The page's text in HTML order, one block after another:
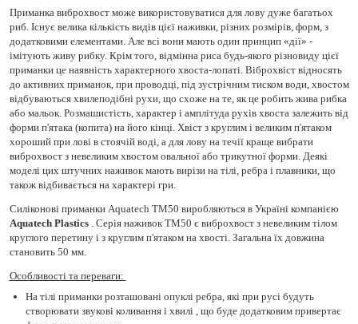
Приманка виброхвост може використовуватися для лову дуже багатьох
риб. Існує велика кількість видів цієї наживки, різних розмірів, форм, з
додатковими елементами. Але всі вони мають один принцип «дії» -
імітують живу рибку. Крім того, відмінна риса будь-якого різновиду цієї
приманки це наявність характерного хвоста-лопаті. Віброхвіст відносять
до активних приманок, при проводці, під зустрічним тиском води, хвостом
відбуваються хвилеподібні рухи, що схоже на те, як це робить жива рибка
або мальок. Розмашистість, характер і амплітуда рухів хвоста залежить від
форми п'ятака (копита) на його кінці. Хвіст з круглим і великим п'ятаком
хороший при лові в стоячій воді, а для лову на течії краще вибрати
виброхвост з невеликим хвостом овальної або трикутної форми. Деякі
моделі цих штучних наживок мають вирізи на тілі, ребра і плавники, що
також відбивається на характері гри.
Силіконові приманки Aquatech TM50 виробляються в Україні компанією
Aquatech Plastics . Серія наживок TM50 є виброхвост з невеликим тілом
круглого перетину і з круглим п'ятаком на хвості. Загальна їх довжина
становить 50 мм.
Особливості та переваги: ​​
На тілі приманки розташовані опуклі ребра, які при русі будуть
створювати звукові коливання і хвилі , що буде додатковим привертає